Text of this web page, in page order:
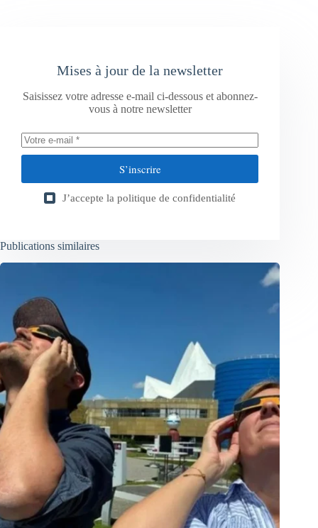
Mises à jour de la newsletter
Saisissez votre adresse e-mail ci-dessous et abonnez-
vous à notre newsletter
S’inscrire
J’accepte la politique de confidentialité
Publications similaires